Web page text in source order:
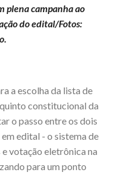
plena campanha ao
do edital/Fotos:
a escolha da lista de
constitucional da
o passo entre os dois
edital - o sistema de
votação eletrônica na
para um ponto